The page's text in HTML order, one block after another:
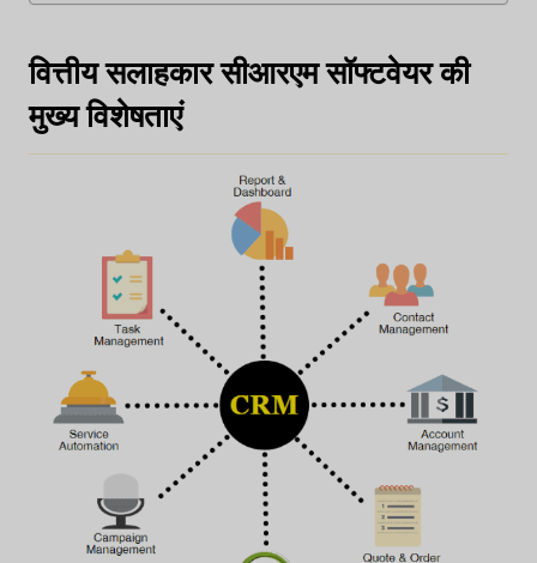
वित्तीय सलाहकार सीआरएम सॉफ्टवेयर की
मुख्य विशेषताएं